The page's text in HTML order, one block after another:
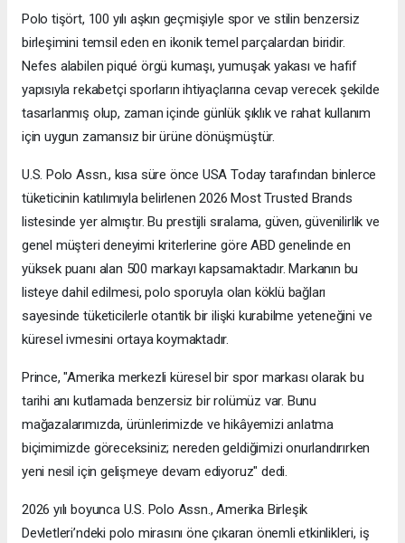
Polo tişört, 100 yılı aşkın geçmişiyle spor ve stilin benzersiz
birleşimini temsil eden en ikonik temel parçalardan biridir.
Nefes alabilen piqué örgü kumaşı, yumuşak yakası ve hafif
yapısıyla rekabetçi sporların ihtiyaçlarına cevap verecek şekilde
tasarlanmış olup, zaman içinde günlük şıklık ve rahat kullanım
için uygun zamansız bir ürüne dönüşmüştür.
U.S. Polo Assn., kısa süre önce USA Today tarafından binlerce
tüketicinin katılımıyla belirlenen 2026 Most Trusted Brands
listesinde yer almıştır. Bu prestijli sıralama, güven, güvenilirlik ve
genel müşteri deneyimi kriterlerine göre ABD genelinde en
yüksek puanı alan 500 markayı kapsamaktadır. Markanın bu
listeye dahil edilmesi, polo sporuyla olan köklü bağları
sayesinde tüketicilerle otantik bir ilişki kurabilme yeteneğini ve
küresel ivmesini ortaya koymaktadır.
Prince, "Amerika merkezli küresel bir spor markası olarak bu
tarihi anı kutlamada benzersiz bir rolümüz var. Bunu
mağazalarımızda, ürünlerimizde ve hikâyemizi anlatma
biçimimizde göreceksiniz; nereden geldiğimizi onurlandırırken
yeni nesil için gelişmeye devam ediyoruz" dedi.
2026 yılı boyunca U.S. Polo Assn., Amerika Birleşik
Devletleri’ndeki polo mirasını öne çıkaran önemli etkinlikleri, iş